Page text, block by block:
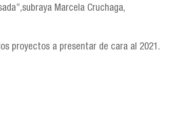
Marcela Cruchaga,
proyectos a presentar de cara al 2021.